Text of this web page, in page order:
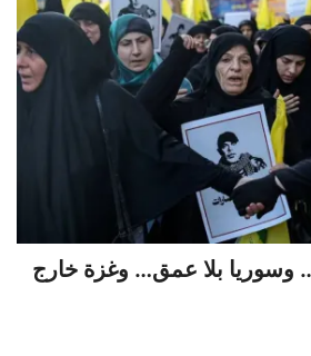
وسوريا بلا عمق… وغزة خارج